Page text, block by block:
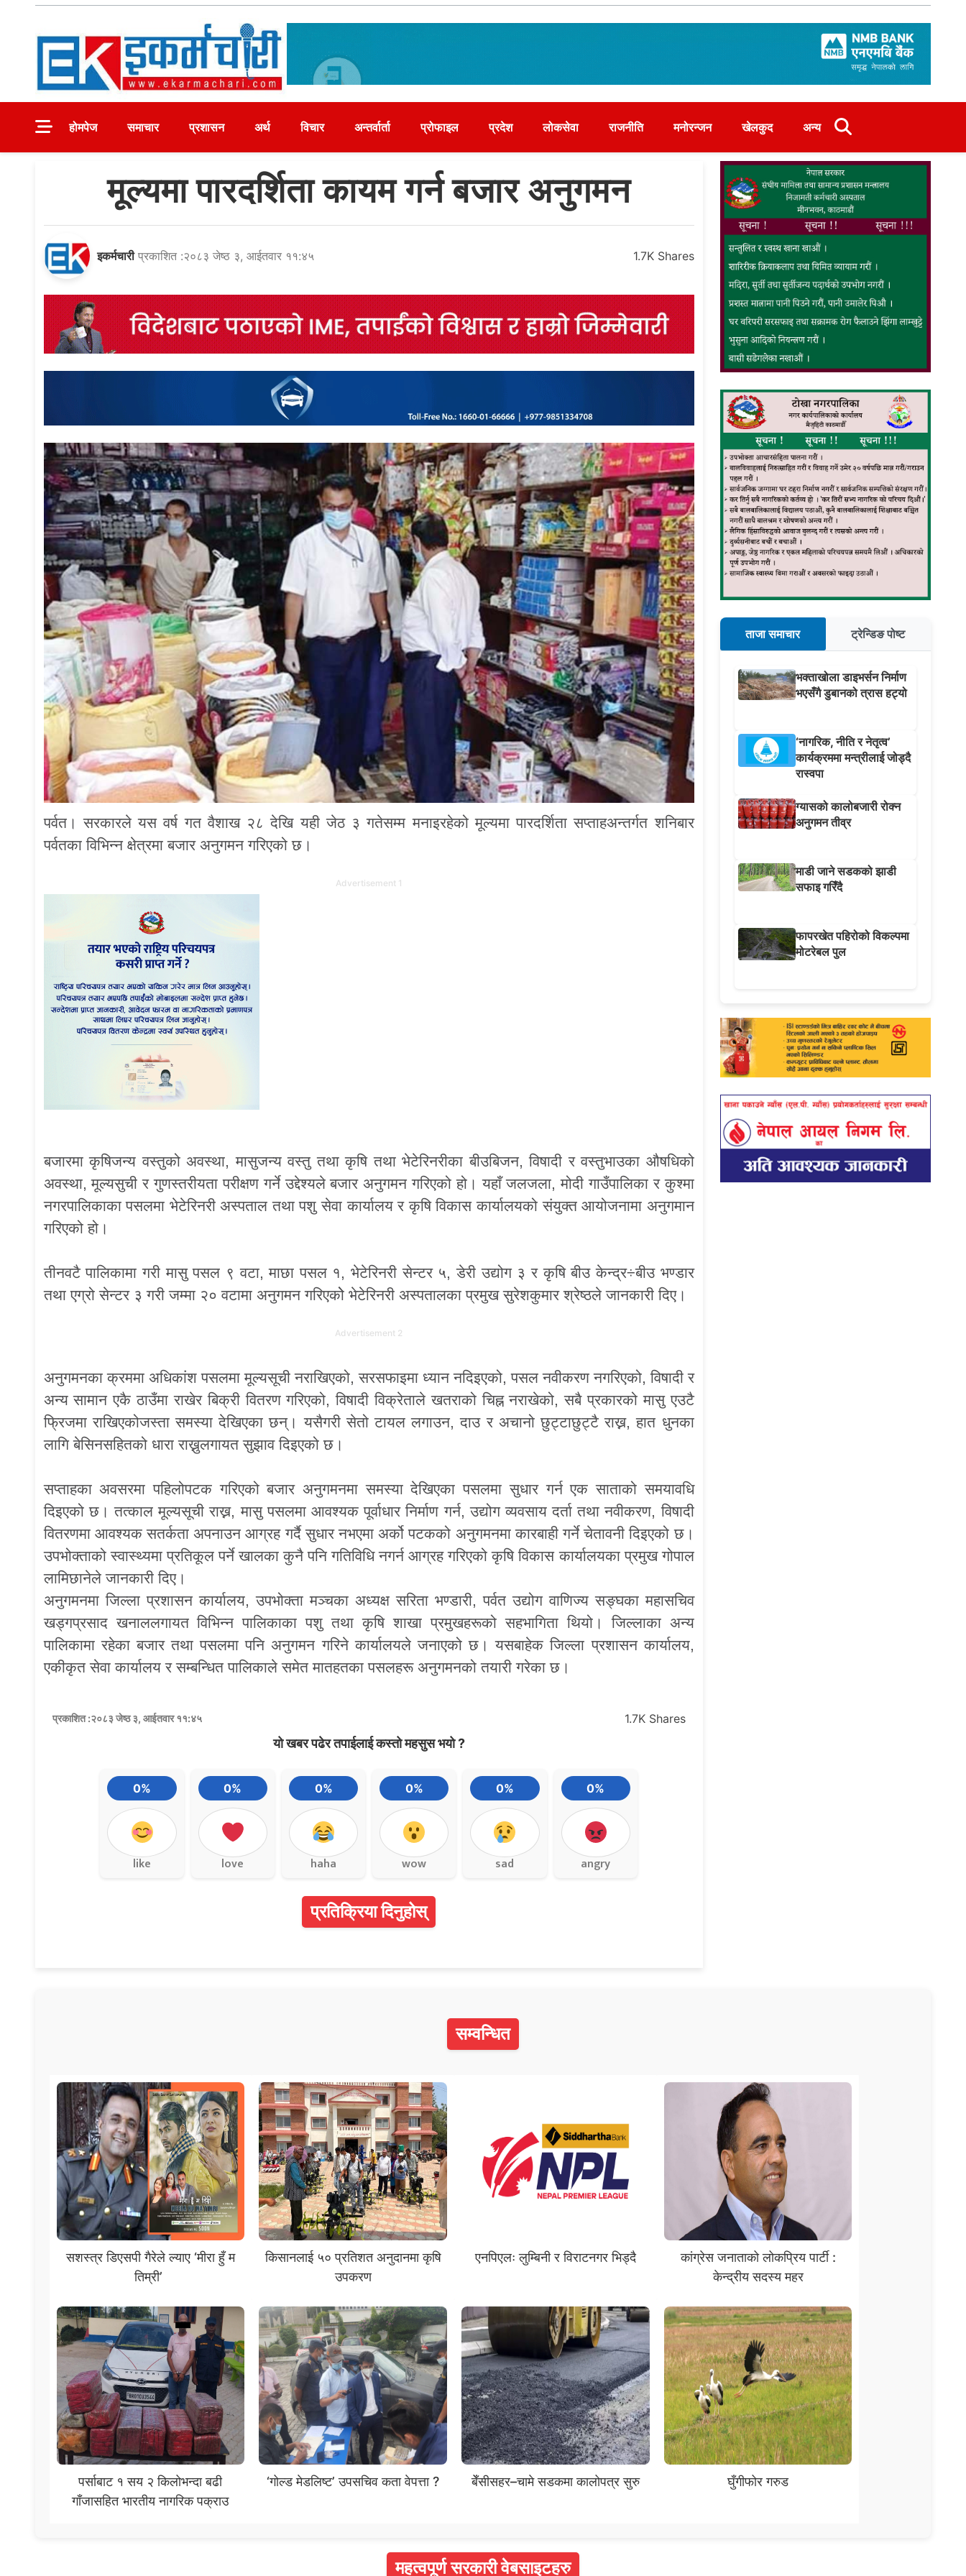
होमपेज
समाचार प्रशासन अर्थ विचार अन्तर्वार्ता प्रोफाइल प्रदेश लोकसेवा राजनीति मनोरन्जन खेलकुद अन्य
मूल्यमा पारदर्शिता कायम गर्न बजार अनुगमन
इकर्मचारी प्रकाशित :२०८३ जेष्ठ ३, आईतवार ११:४५ 1.7K Shares
पर्वत। सरकारले यस वर्ष गत वैशाख २८ देखि यही जेठ ३ गतेसम्म मनाइरहेको मूल्यमा पारदर्शिता सप्ताहअन्तर्गत शनिबार
पर्वतका विभिन्न क्षेत्रमा बजार अनुगमन गरिएको छ।
Advertisement 1
बजारमा कृषिजन्य वस्तुको अवस्था, मासुजन्य वस्तु तथा कृषि तथा भेटेरिनरीका बीउबिजन, विषादी र वस्तुभाउका औषधिको
अवस्था, मूल्यसुची र गुणस्तरीयता परीक्षण गर्ने उद्देश्यले बजार अनुगमन गरिएको हो। यहाँ जलजला, मोदी गाउँपालिका र कुश्मा
नगरपालिकाका पसलमा भेटेरिनरी अस्पताल तथा पशु सेवा कार्यालय र कृषि विकास कार्यालयको संयुक्त आयोजनामा अनुगमान
गरिएको हो।
तीनवटै पालिकामा गरी मासु पसल ९ वटा, माछा पसल १, भेटेरिनरी सेन्टर ५, डेरी उद्योग ३ र कृषि बीउ केन्द्र÷बीउ भण्डार
तथा एग्रो सेन्टर ३ गरी जम्मा २० वटामा अनुगमन गरिएकोे भेटेरिनरी अस्पतालका प्रमुख सुरेशकुमार श्रेष्ठले जानकारी दिए।
Advertisement 2
अनुगमनका क्रममा अधिकांश पसलमा मूल्यसूची नराखिएको, सरसफाइमा ध्यान नदिइएको, पसल नवीकरण नगरिएको, विषादी र
अन्य सामान एकै ठाउँमा राखेर बिक्री वितरण गरिएको, विषादी विक्रेताले खतराको चिह्न नराखेको, सबै प्रकारको मासु एउटै
फ्रिजमा राखिएकोजस्ता समस्या देखिएका छन्। यसैगरी सेतो टायल लगाउन, दाउ र अचानो छुट्टाछुट्टै राख्न, हात धुनका
लागि बेसिनसहितको धारा राख्नुलगायत सुझाव दिइएको छ।
सप्ताहका अवसरमा पहिलोपटक गरिएको बजार अनुगमनमा समस्या देखिएका पसलमा सुधार गर्न एक साताको समयावधि
दिइएको छ। तत्काल मूल्यसूची राख्न, मासु पसलमा आवश्यक पूर्वाधार निर्माण गर्न, उद्योग व्यवसाय दर्ता तथा नवीकरण, विषादी
वितरणमा आवश्यक सतर्कता अपनाउन आग्रह गर्दै सुधार नभएमा अर्को पटकको अनुगमनमा कारबाही गर्ने चेतावनी दिइएको छ।
उपभोक्ताको स्वास्थ्यमा प्रतिकूल पर्ने खालका कुनै पनि गतिविधि नगर्न आग्रह गरिएको कृषि विकास कार्यालयका प्रमुख गोपाल
लामिछानेले जानकारी दिए।
अनुगमनमा जिल्ला प्रशासन कार्यालय, उपभोक्ता मञ्चका अध्यक्ष सरिता भण्डारी, पर्वत उद्योग वाणिज्य सङ्घका महासचिव
खड्गप्रसाद खनाललगायत विभिन्न पालिकाका पशु तथा कृषि शाखा प्रमुखहरूको सहभागिता थियो। जिल्लाका अन्य
पालिकामा रहेका बजार तथा पसलमा पनि अनुगमन गरिने कार्यालयले जनाएको छ। यसबाहेक जिल्ला प्रशासन कार्यालय,
एकीकृत सेवा कार्यालय र सम्बन्धित पालिकाले समेत मातहतका पसलहरू अनुगमनको तयारी गरेका छ।
प्रकाशित :२०८३ जेष्ठ ३, आईतवार ११:४५ 1.7K Shares
यो खबर पढेर तपाईलाई कस्तो महसुस भयो ?
0%
like
0%
love
0%
haha
0%
wow
0%
sad
0%
angry
प्रतिक्रिया दिनुहोस्
ताजा समाचार ट्रेन्डिङ पोष्ट
भक्ताखोला डाइभर्सन निर्माण
भएसँगै डुबानको त्रास हट्यो
‘नागरिक, नीति र नेतृत्व’
कार्यक्रममा मन्त्रीलाई जोड्दै
रास्वपा
ग्यासको कालोबजारी रोक्न
अनुगमन तीव्र
माडी जाने सडकको झाडी
सफाइ गरिँदै
फापरखेत पहिरोको विकल्पमा
मोटरेबल पुल
सम्वन्धित
सशस्त्र डिएसपी गैरेले ल्याए ‘मीरा हुँ म
तिम्री’
किसानलाई ५० प्रतिशत अनुदानमा कृषि
उपकरण
एनपिएलः लुम्बिनी र विराटनगर भिड्दै
कांग्रेस जनाताको लोकप्रिय पार्टी :
केन्द्रीय सदस्य महर
पर्साबाट १ सय २ किलोभन्दा बढी
गाँजासहित भारतीय नागरिक पक्राउ
‘गोल्ड मेडलिष्ट’ उपसचिव कता वेपत्ता ? बेँसीसहर–चामे सडकमा कालोपत्र सुरु घुँगीफोर गरुड
महत्वपूर्ण सरकारी वेबसाइटहरु